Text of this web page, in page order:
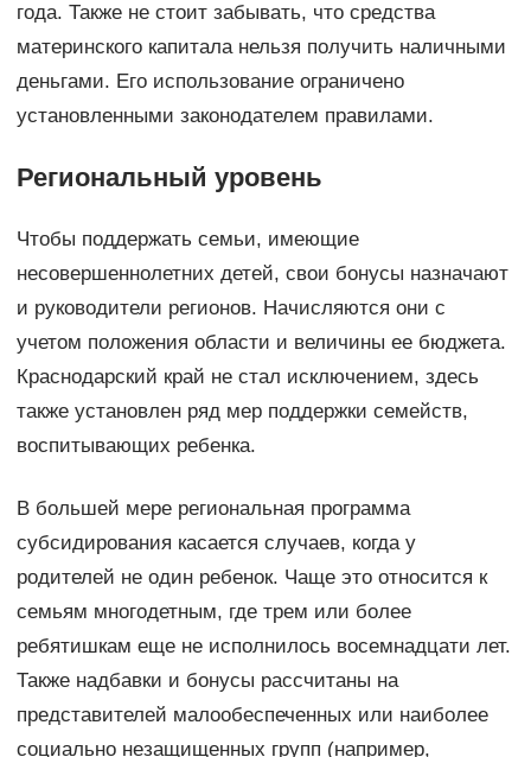
года. Также не стоит забывать, что средства
материнского капитала нельзя получить наличными
деньгами. Его использование ограничено
установленными законодателем правилами.
Региональный уровень
Чтобы поддержать семьи, имеющие
несовершеннолетних детей, свои бонусы назначают
и руководители регионов. Начисляются они с
учетом положения области и величины ее бюджета.
Краснодарский край не стал исключением, здесь
также установлен ряд мер поддержки семейств,
воспитывающих ребенка.
В большей мере региональная программа
субсидирования касается случаев, когда у
родителей не один ребенок. Чаще это относится к
семьям многодетным, где трем или более
ребятишкам еще не исполнилось восемнадцати лет.
Также надбавки и бонусы рассчитаны на
представителей малообеспеченных или наиболее
социально незащищенных групп (например,